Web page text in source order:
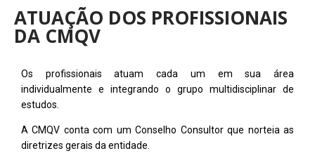
ATUAÇÃO DOS PROFISSIONAIS
DA CMQV
Os profissionais atuam cada um em sua área
individualmente e integrando o grupo multidisciplinar de
estudos.
A CMQV conta com um Conselho Consultor que norteia as
diretrizes gerais da entidade.